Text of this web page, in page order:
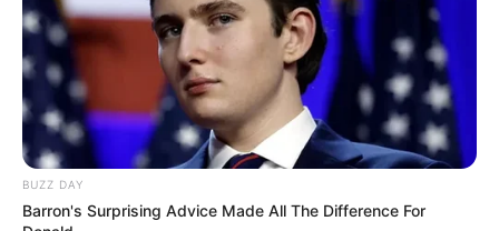
BUZZ DAY
Barron's Surprising Advice Made All The Difference For